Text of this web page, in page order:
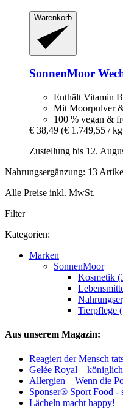
Warenkorb
SonnenMoor
Enthält Vitamin
Mit Moorpulver
100 % vegan &
€ 38,49 (€ 1.749,55 /
Zustellung bis 12.
Nahrungsergänzung: 13
Alle Preise inkl. MwSt.
Filter
Kategorien:
Marken
SonnenMoor
Kosmetik
Tierpflege
Aus unserem Magazin:
Reagiert der Mensch
Gelée Royal –
Allergien – Wenn die
Sponser® Sport Food -
Lächeln macht happy!